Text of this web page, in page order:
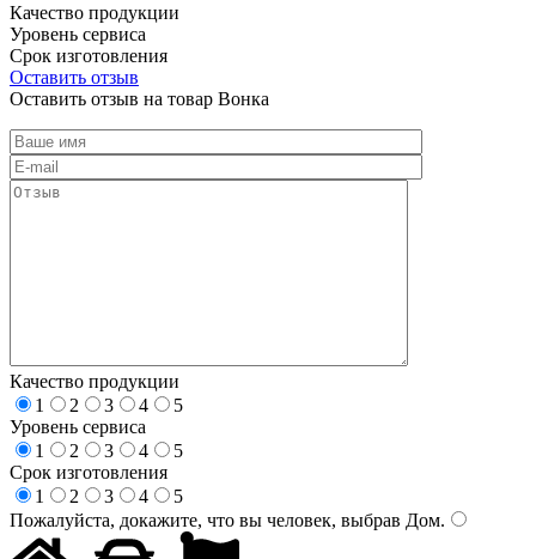
Качество продукции
Уровень сервиса
Срок изготовления
Оставить отзыв
Оставить отзыв на товар Вонка
Качество продукции
1
2 3 4
5
Уровень сервиса
1
2 3 4
5
Срок изготовления
1
2 3 4
5
Пожалуйста, докажите, что вы человек, выбрав Дом.